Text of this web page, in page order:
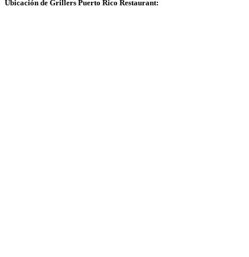
Ubicación de Grillers Puerto Rico Restaurant: